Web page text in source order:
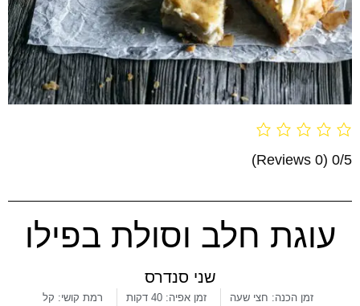
0/5
(0 Reviews)
עוגת חלב וסולת בפילו
שני סנדרס
זמן הכנה: חצי שעה זמן אפיה: 40 דקות רמת קושי: קל